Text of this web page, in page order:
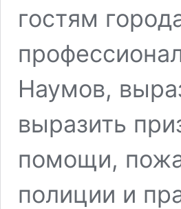
гостям
Наумов,
выразить
помощи,
полиции и